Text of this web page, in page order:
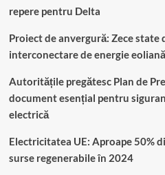
repere pentru Delta
Proiect de anvergură: Zece state
interconectare de energie
Autoritățile pregătesc Plan de
document esențial pentru
electrică
Electricitatea UE: Aproape 50%
surse regenerabile în 2024